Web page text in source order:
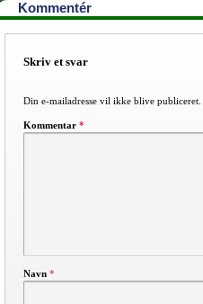
Kommentér
Skriv et svar
Din e-mailadresse vil ikke blive publiceret.
Kommentar*
Navn *